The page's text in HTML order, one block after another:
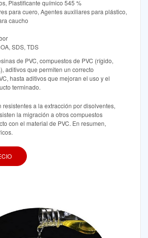
Plastificante químico 545 %
para cuero, Agentes auxiliares para plástico,
caucho
SDS, TDS
de PVC, compuestos de PVC (rígido,
aditivos que permiten un correcto
hasta aditivos que mejoran el uso y el
terminado.
resistentes a la extracción por disolventes,
la migración a otros compuestos
con el material de PVC. En resumen,